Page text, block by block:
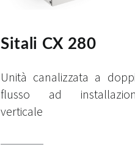
Sitali CX 280
Unità canalizzata a
flusso ad
verticale